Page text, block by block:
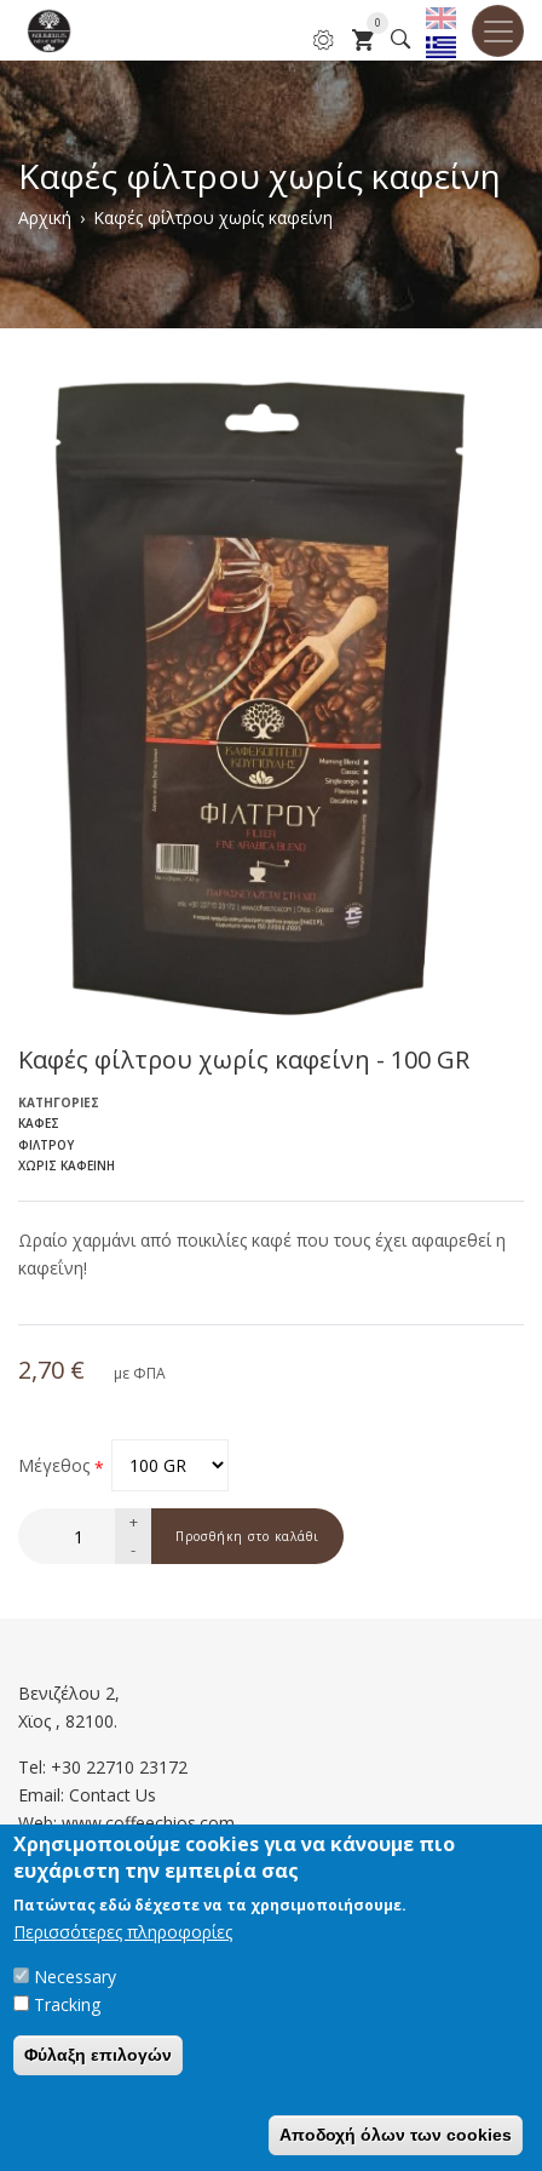
Παράκαμψη
προς
το
κυρίως
περιεχόμενο
0
Καφές φίλτρου χωρίς καφείνη
Breadcrumb
Αρχική Καφές φίλτρου χωρίς καφείνη
Καφές φίλτρου χωρίς καφείνη - 100 GR
ΚΑΤΗΓΟΡΊΕΣ
ΚΑΦΈΣ
ΦΊΛΤΡΟΥ
ΧΩΡΊΣ ΚΑΦΕΊΝΗ
Ωραίο χαρμάνι από ποικιλίες καφέ που τους έχει αφαιρεθεί η
καφεΐνη!
2,70 € με ΦΠΑ
Μέγεθος
-
+
Βενιζέλου 2,
Χϊος , 82100.
Tel: +30 22710 23172
Email: Contact Us
Web: www.coffeechios.com
Οροι χρήσης
Πολιτική επιστροφών
Copyright © 2021 CoffeeChios. All rights reserved.
Χρησιμοποιούμε cookies για να κάνουμε πιο
ευχάριστη την εμπειρία σας
Πατώντας εδώ δέχεστε να τα χρησιμοποιήσουμε.
Περισσότερες πληροφορίες
Necessary
Tracking
Φύλαξη επιλογών
Αποδοχή όλων των cookies